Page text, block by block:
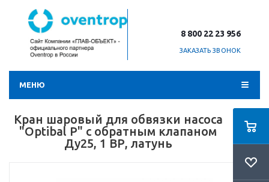
8 800 22 23 956
ЗАКАЗАТЬ ЗВОНОК
МЕНЮ
Кран шаровый для обвязки насоса
"Optibal P" с обратным клапаном
Ду25, 1 ВР, латунь